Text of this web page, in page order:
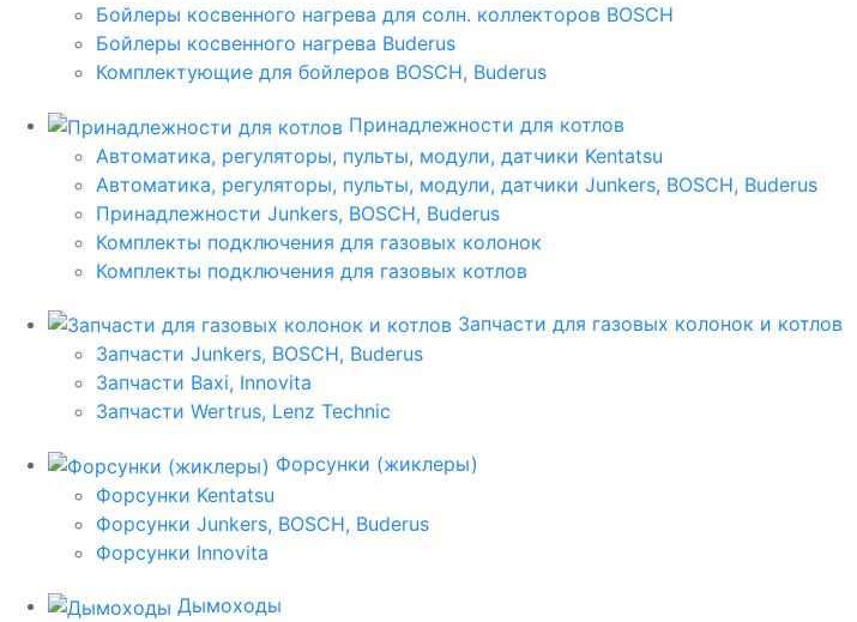
Бойлеры косвенного нагрева для солн. коллекторов BOSCH
Бойлеры косвенного нагрева Buderus
Комплектующие для бойлеров BOSCH, Buderus
Принадлежности для котлов
Автоматика, регуляторы, пульты, модули, датчики Kentatsu
Автоматика, регуляторы, пульты, модули, датчики Junkers, BOSCH, Buderus
Принадлежности Junkers, BOSCH, Buderus
Комплекты подключения для газовых колонок
Комплекты подключения для газовых котлов
Запчасти для газовых колонок и котлов
Запчасти Junkers, BOSCH, Buderus
Запчасти Baxi, Innovita
Запчасти Wertrus, Lenz Technic
Форсунки (жиклеры)
Форсунки Kentatsu
Форсунки Junkers, BOSCH, Buderus
Форсунки Innovita
Дымоходы